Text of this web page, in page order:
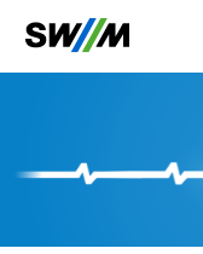
Ihr Suchbegriff